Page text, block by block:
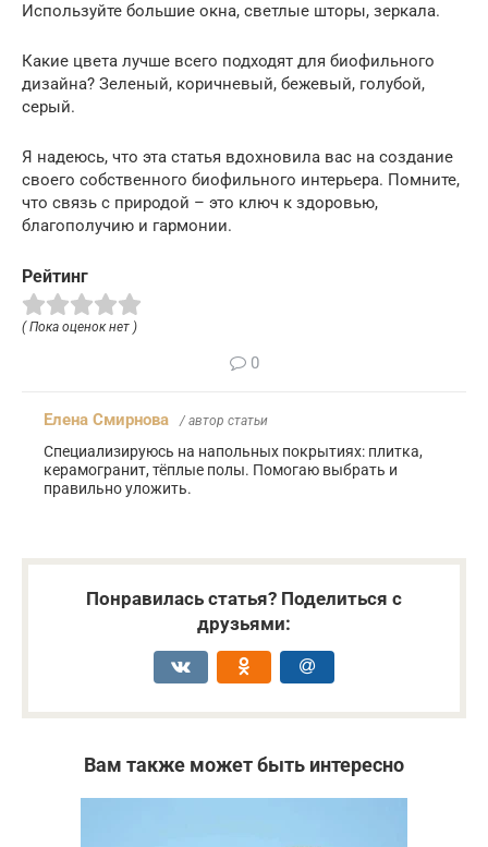
Используйте большие окна, светлые шторы, зеркала.
Какие цвета лучше всего подходят для биофильного
дизайна? Зеленый, коричневый, бежевый, голубой,
серый.
Я надеюсь, что эта статья вдохновила вас на создание
своего собственного биофильного интерьера. Помните,
что связь с природой – это ключ к здоровью,
благополучию и гармонии.
Рейтинг
( Пока оценок нет )
0
Елена Смирнова / автор статьи
Специализируюсь на напольных покрытиях: плитка,
керамогранит, тёплые полы. Помогаю выбрать и
правильно уложить.
Понравилась статья? Поделиться с
друзьями:
Вам также может быть интересно